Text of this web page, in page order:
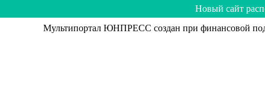
Hoвый caйт
Мультипортал ЮНПРЕСС создан при финансовой